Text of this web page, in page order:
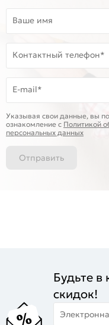
Ваше имя
Контактный телефон*
E-mail*
Указывая свои данные, вы
ознакомление c Политикой
персональных данных
Отправить
Будьте в
скидок!